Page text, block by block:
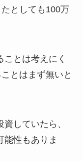
としても100万
とは考えにく
とはまず無いと
していたら、
能性もありま